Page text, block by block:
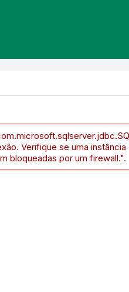
Verifique se uma
bloqueadas por um firewall.".